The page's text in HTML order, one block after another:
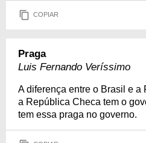
COPIAR
Praga
Luis Fernando Veríssimo
A diferença entre o Brasil e
a República Checa tem o
tem essa praga no governo.